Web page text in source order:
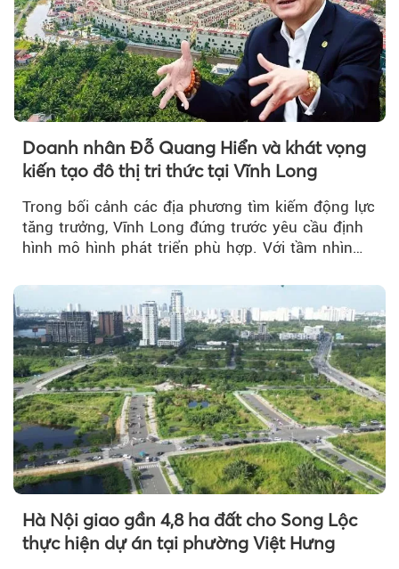
Doanh nhân Đỗ Quang Hiển và khát vọng
kiến tạo đô thị tri thức tại Vĩnh Long
Trong bối cảnh các địa phương tìm kiếm động lực
tăng trưởng, Vĩnh Long đứng trước yêu cầu định
hình mô hình phát triển phù hợp. Với tầm nhìn
Hà Nội giao gần 4,8 ha đất cho Song Lộc
thực hiện dự án tại phường Việt Hưng